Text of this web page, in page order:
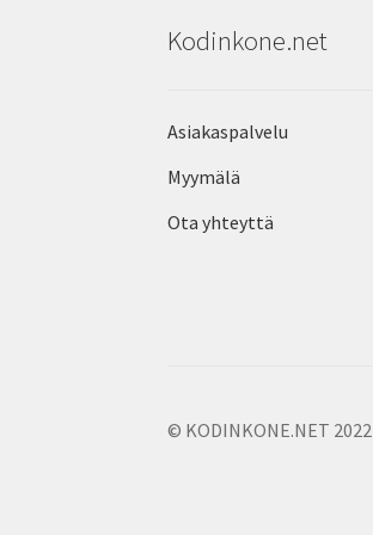
Kodinkone.net
Asiakaspalvelu
Myymälä
Ota yhteyttä
© KODINKONE.NET 2022